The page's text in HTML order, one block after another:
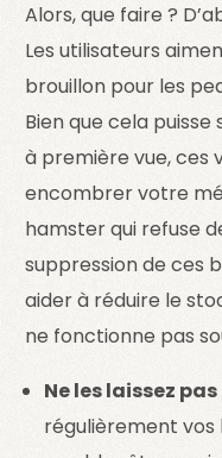
Alors, que faire ?
Les utilisateurs
brouillon pour les
Bien que cela
à première vue, ces
encombrer votre
hamster qui refuse
suppression de ces
aider à réduire le
ne fonctionne pas
Ne les laissez
régulièrement vos